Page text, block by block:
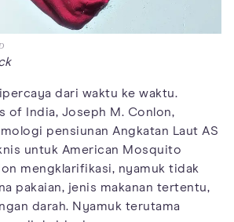
dari waktu ke waktu.
of India, Joseph M. Conlon,
pensiunan Angkatan Laut AS
untuk American Mosquito
mengklarifikasi, nyamuk tidak
pakaian, jenis makanan tertentu,
darah. Nyamuk terutama